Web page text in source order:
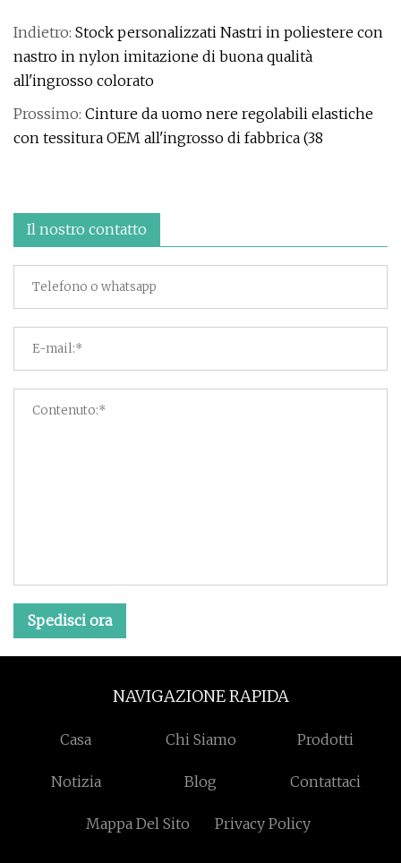
Indietro: Stock personalizzati Nastri in poliestere con
nastro in nylon imitazione di buona qualità
all'ingrosso colorato
Prossimo: Cinture da uomo nere regolabili elastiche
con tessitura OEM all'ingrosso di fabbrica (38
Il nostro contatto
Spedisci ora
NAVIGAZIONE RAPIDA
Casa Chi Siamo Prodotti
Notizia Blog Contattaci
Mappa Del Sito Privacy Policy